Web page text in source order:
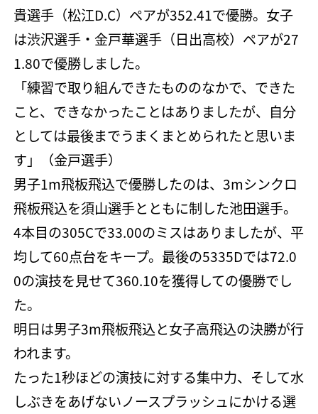
貴選手（松江D.C）ペアが352.41で優勝。女子
は渋沢選手・金戸華選手（日出高校）ペアが27
1.80で優勝しました。
「練習で取り組んできたもののなかで、できた
こと、できなかったことはありましたが、自分
としては最後までうまくまとめられたと思いま
す」（金戸選手）
男子1m飛板飛込で優勝したのは、3mシンクロ
飛板飛込を須山選手とともに制した池田選手。
4本目の305Cで33.00のミスはありましたが、平
均して60点台をキープ。最後の5335Dでは72.0
0の演技を見せて360.10を獲得しての優勝でし
た。
明日は男子3m飛板飛込と女子高飛込の決勝が行
われます。
たった1秒ほどの演技に対する集中力、そして水
しぶきをあげないノースプラッシュにかける選